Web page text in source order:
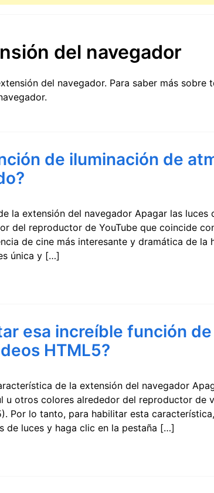
del navegador
del navegador. Para saber más sobre
de iluminación de
la extensión del navegador Apagar las luces
del reproductor de YouTube que coincide
de cine más interesante y dramática de la
única y […]
esa increíble función
HTML5?
de la extensión del navegador
u otros colores alrededor del reproductor de
Por lo tanto, para habilitar esta
de luces y haga clic en la pestaña […]